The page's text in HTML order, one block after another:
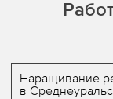
Наращивание
в